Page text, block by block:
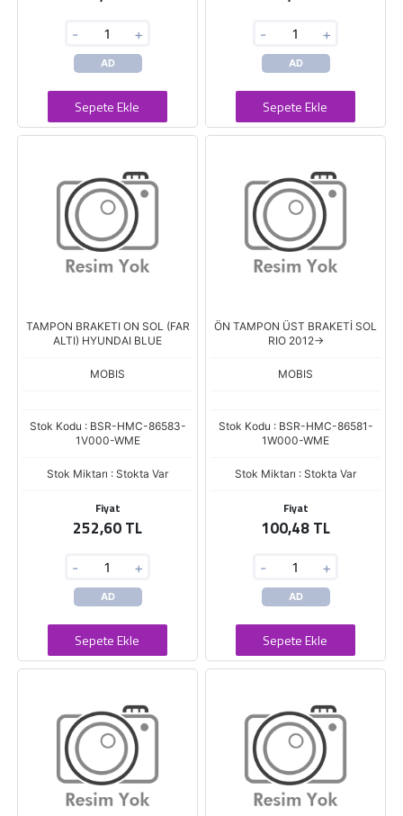
- +
AD
Sepete Ekle
- +
AD
Sepete Ekle
TAMPON BRAKETI ON SOL (FAR
ALTI) HYUNDAI BLUE
MOBIS
Stok Kodu : BSR-HMC-86583-
1V000-WME
Stok Miktarı : Stokta Var
Fiyat
252,60 TL
- +
AD
Sepete Ekle
ÖN TAMPON ÜST BRAKETİ SOL
RIO 2012->
MOBIS
Stok Kodu : BSR-HMC-86581-
1W000-WME
Stok Miktarı : Stokta Var
Fiyat
100,48 TL
- +
AD
Sepete Ekle